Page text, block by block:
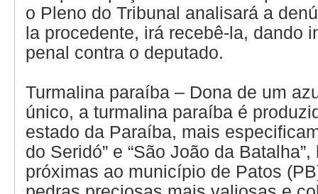
o Pleno do Tribunal analisará a
la procedente, irá recebê-la, dando
penal contra o deputado.
Turmalina paraíba – Dona de um
único, a turmalina paraíba é
estado da Paraíba, mais
do Seridó” e “São João da
próximas ao município de Patos